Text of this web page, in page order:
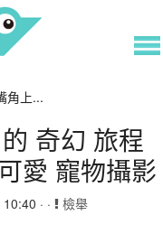
角上...
奇幻 旅程
愛 寵物攝影
· · 檢舉